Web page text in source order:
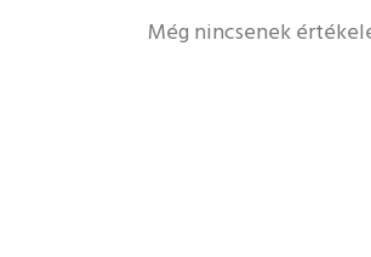
Még nincsenek